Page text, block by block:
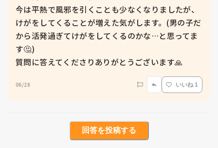
今は平熱で風邪を引くことも少なくなりましたが、
けがをしてくることが増えた気がします。(男の子だ
から活発過ぎてけがをしてくるのかな…と思ってま
す🤔)
質問に答えてくださりありがとうございます🙏
06/28 いいね 1
回答を投稿する